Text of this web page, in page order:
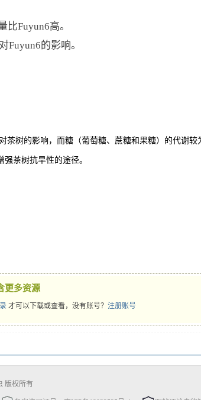
比Fuyun6高。
Fuyun6的影响。
茶树的影响，而糖（葡萄糖、蔗糖和果糖）的代谢
茶树抗旱性的途径。
更多资源
才可以下载或查看，没有账号？ 注册账号
版权所有